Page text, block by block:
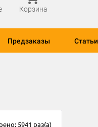
Корзина
Предзаказы Статьи
5941 раз(а)